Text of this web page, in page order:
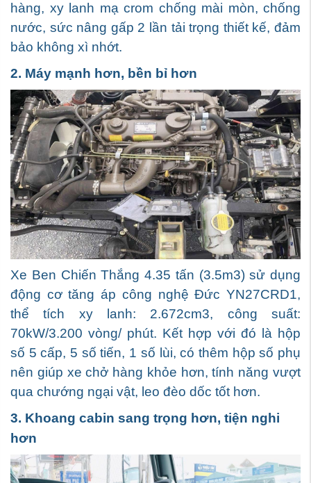
hàng, xy lanh mạ crom chống mài mòn, chống
nước, sức nâng gấp 2 lần tải trọng thiết kế, đảm
bảo không xì nhớt.
2. Máy mạnh hơn, bền bỉ hơn
Xe Ben Chiến Thắng 4.35 tấn (3.5m3) sử dụng
động cơ tăng áp công nghệ Đức YN27CRD1,
thể tích xy lanh: 2.672cm3, công suất:
70kW/3.200 vòng/ phút. Kết hợp với đó là hộp
số 5 cấp, 5 số tiến, 1 số lùi, có thêm hộp số phụ
nên giúp xe chở hàng khỏe hơn, tính năng vượt
qua chướng ngại vật, leo đèo dốc tốt hơn.
3. Khoang cabin sang trọng hơn, tiện nghi
hơn